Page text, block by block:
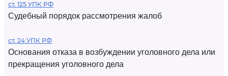
ст. 125 УПК РФ
Судебный порядок рассмотрения жалоб
ст. 24 УПК РФ
Основания отказа в возбуждении уголовного дела или
прекращения уголовного дела